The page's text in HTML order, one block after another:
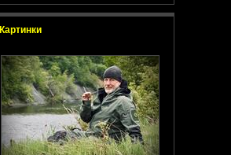
Картинки